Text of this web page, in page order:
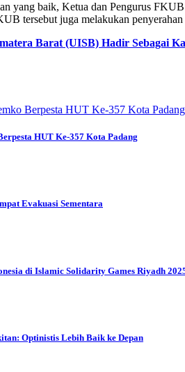
yang baik, Ketua dan Pengurus
tersebut juga melakukan
Barat (UISB) Hadir Sebagai
HUT Ke-357 Kota Padang
Evakuasi Sementara
di Islamic Solidarity Games Riyadh
Optinistis Lebih Baik ke Depan